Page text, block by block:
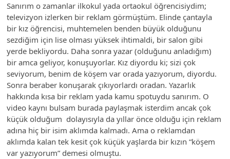
Sanırım o zamanlar ilkokul yada ortaokul öğrencisiydim;
televizyon izlerken bir reklam görmüştüm. Elinde çantayla
bir kız öğrencisi, muhtemelen benden büyük olduğunu
sezdiğim için lise olması yüksek ihtimaldi, bir salon gibi
yerde bekliyordu. Daha sonra yazar (olduğunu anladığım)
bir amca geliyor, konuşuyorlar. Kız diyordu ki; sizi çok
seviyorum, benim de köşem var orada yazıyorum, diyordu.
Sonra beraber konuşarak çıkıyorlardı oradan. Yazarlık
hakkında kısa bir reklam yada kamu spotuydu sanırım. O
video kaynı bulsam burada paylaşmak isterdim ancak çok
küçük olduğum dolayısıyla da yıllar önce olduğu için reklam
adına hiç bir isim aklımda kalmadı. Ama o reklamdan
aklımda kalan tek kesit çok küçük yaşlarda bir kızın “köşem
var yazıyorum” demesi olmuştu.